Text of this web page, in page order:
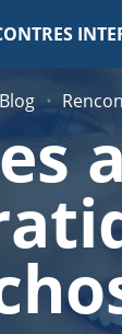
Blog